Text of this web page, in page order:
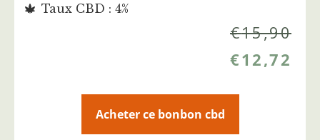
Taux CBD : 4%
€15,90
€12,72
Acheter ce bonbon cbd